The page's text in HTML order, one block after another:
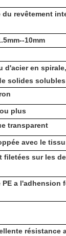
du revêtement
10mm
d'acier en
solides solubles
plus
transparent
avec le
filetées sur les
a l'adhension
résistance